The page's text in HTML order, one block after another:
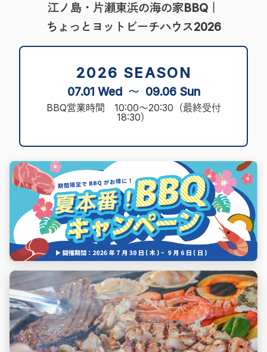
Beach House
江ノ島・片瀬東浜の海の家BBQ｜
ちょっとヨットビーチハウス2026
2026 SEASON
07.01 Wed ～ 09.06 Sun
BBQ営業時間 10:00〜20:30（最終受付
18:30）